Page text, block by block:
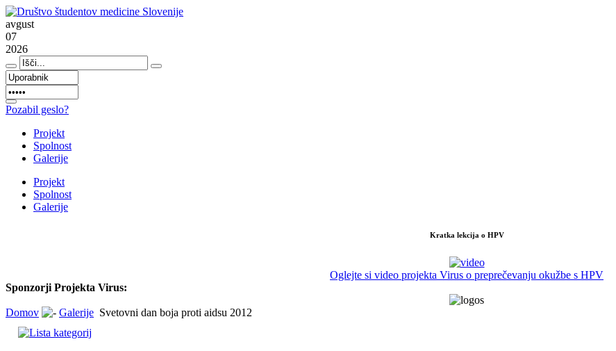
avgust
07
2026
Pozabil geslo?
Projekt
Spolnost
Galerije
Projekt
Spolnost
Galerije
Kratka lekcija o HPV
Oglejte si video projekta Virus o preprečevanju okužbe s HPV
Sponzorji Projekta Virus:
Domov Galerije Svetovni dan boja proti aidsu 2012